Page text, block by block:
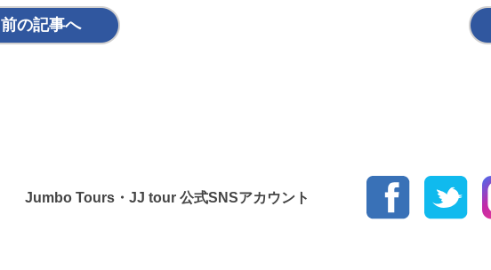
前の記事へ
Jumbo Tours・JJ tour 公式SNSアカウント